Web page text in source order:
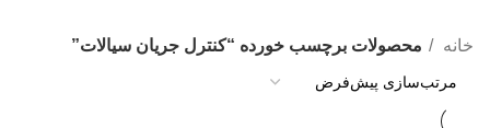
خانه محصولات برچسب خورده “کنترل جریان سیالات”